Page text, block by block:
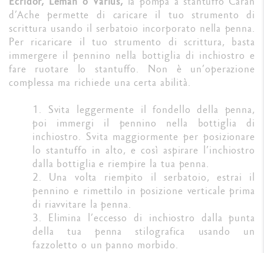
d’Ache permette di caricare il tuo strumento di
scrittura usando il serbatoio incorporato nella penna.
Per ricaricare il tuo strumento di scrittura, basta
immergere il pennino nella bottiglia di inchiostro e
fare ruotare lo stantuffo. Non è un’operazione
complessa ma richiede una certa abilità.
1. Svita leggermente il fondello della penna,
poi immergi il pennino nella bottiglia di
inchiostro. Svita maggiormente per posizionare
lo stantuffo in alto, e così aspirare l’inchiostro
dalla bottiglia e riempire la tua penna.
2. Una volta riempito il serbatoio, estrai il
pennino e rimettilo in posizione verticale prima
di riavvitare la penna.
3. Elimina l’eccesso di inchiostro dalla punta
della tua penna stilografica usando un
fazzoletto o un panno morbido.